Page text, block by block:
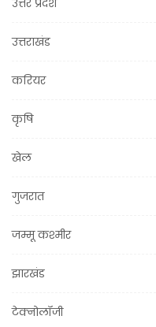
उत्तराखंड
करियर
कृषि
खेल
गुजरात
जम्मू कश्मीर
झारखंड
टेक्नोलॉजी